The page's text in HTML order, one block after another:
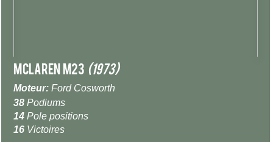
McLaren M23 (1973)
Moteur: Ford Cosworth
38 Podiums
14 Pole positions
16 Victoires